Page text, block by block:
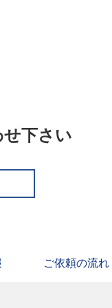
下さい
ご依頼の流れ